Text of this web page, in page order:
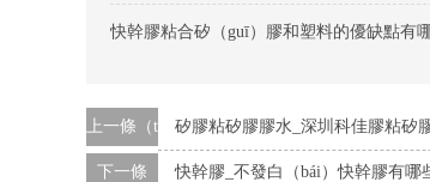
上一條（tiáo）矽膠粘矽膠膠水_深圳科佳膠粘矽
下一條 快幹膠_不發白（bái）快幹膠有哪